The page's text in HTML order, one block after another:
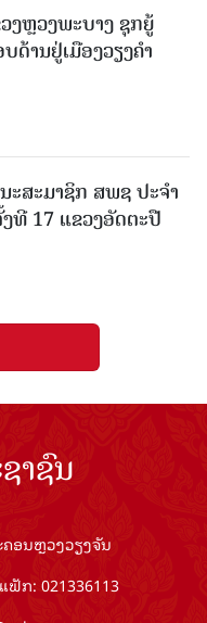
ງຫຼວງພະບາງ ຊຸກຍູ້
ດ້ານຢູ່ເມືອງວຽງຄໍາ
ະສະມາຊິກ ສພຊ ປະຈຳ
ທີ 17 ແຂວງອັດຕະປື
າຊົນ
ອນຫຼວງວຽງຈັນ
ຟັກ: 021336113